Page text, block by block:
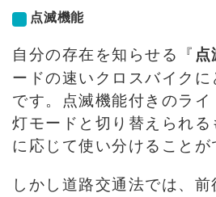
点滅機能
自分の存在を知らせる『
ードの速いクロスバイク
です。点滅機能付きのラ
灯モードと切り替えられ
に応じて使い分けることが
しかし道路交通法では、